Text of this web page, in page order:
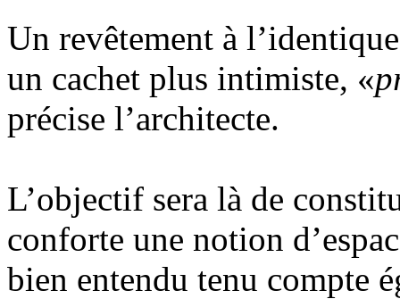
Un revêtement à
un cachet plus intimiste, «
précise l’architecte.
L’objectif sera là de
conforte une notion
bien entendu tenu compte